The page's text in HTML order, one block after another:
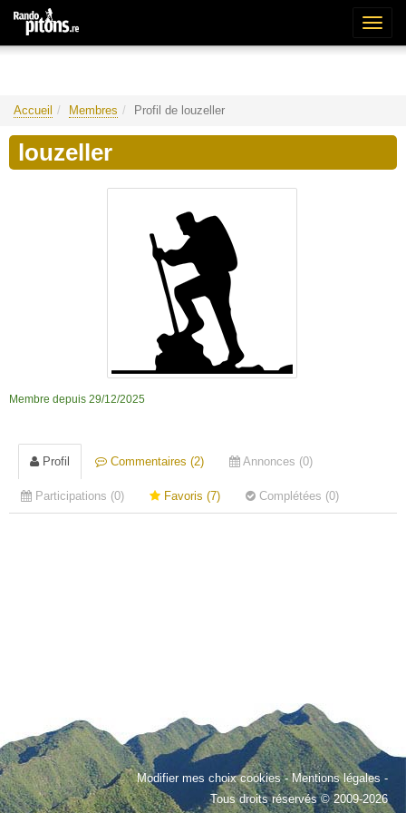
Accueil Membres Profil de louzeller
louzeller
Membre depuis 29/12/2025
Profil Commentaires (2) Annonces (0)
Participations (0) Favoris (7) Complétées (0)
Modifier mes choix cookies-Mentions légales -
Tous droits réservés © 2009-2026